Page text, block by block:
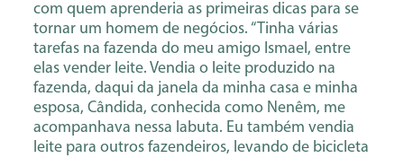
com quem aprenderia as primeiras dicas para se
tornar um homem de negócios. “Tinha várias
tarefas na fazenda do meu amigo Ismael, entre
elas vender leite. Vendia o leite produzido na
fazenda, daqui da janela da minha casa e minha
esposa, Cândida, conhecida como Nenêm, me
acompanhava nessa labuta. Eu também vendia
leite para outros fazendeiros, levando de bicicleta